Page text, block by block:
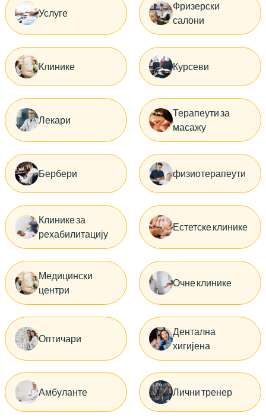
Услуге
Фризерски
салони
Клинике Курсеви
Лекари
Терапеути за
масажу
Бербери физиотерапеути
Клинике за
рехабилитацију
Естетске клинике
Медицински
центри
Очне клинике
Оптичари
Дентална
хигијена
Амбуланте Лични тренер